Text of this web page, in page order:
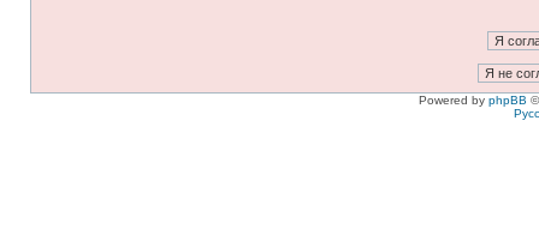
Powered by phpBB